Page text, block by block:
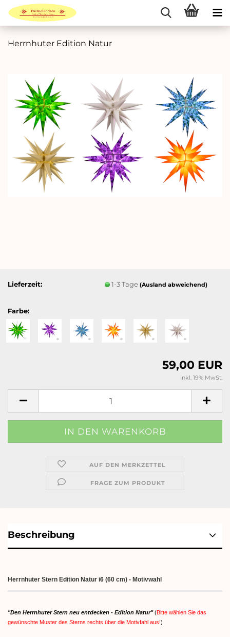
Herrnhuter Edition Natur
Lieferzeit: 1-3 Tage(Ausland abweichend)
Farbe:
59,00 EUR
inkl. 19% MwSt.
AUF DEN MERKZETTEL
FRAGE ZUM PRODUKT
Beschreibung
Herrnhuter Stern Edition Natur i6 (60 cm) - Motivwahl
"Den Herrnhuter Stern neu entdecken - Edition Natur"(Bitte wählen Sie das
gewünschte Muster des Sterns rechts über die Motivfahl aus!)